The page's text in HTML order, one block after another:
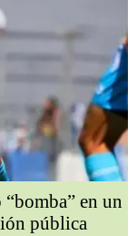
en un
pública